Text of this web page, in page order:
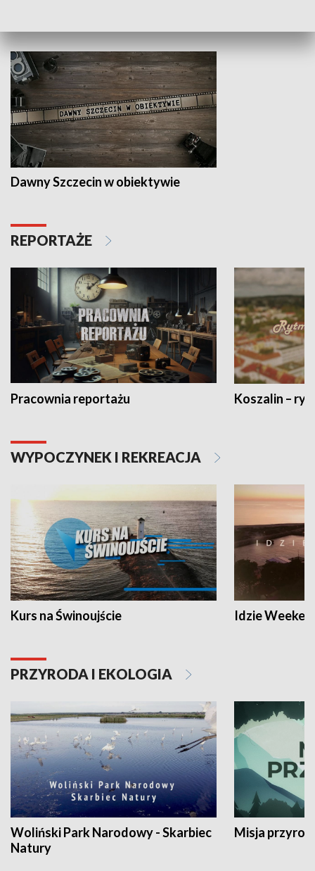
Dawny Szczecin w obiektywie
REPORTAŻE
Pracownia reportażu Koszalin –
WYPOCZYNEK I REKREACJA
Kurs na Świnoujście Idzie
PRZYRODA I EKOLOGIA
Woliński Park Narodowy - Skarbiec
Natury
Misja